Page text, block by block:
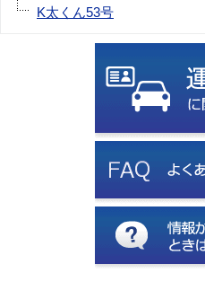
K太くん53号